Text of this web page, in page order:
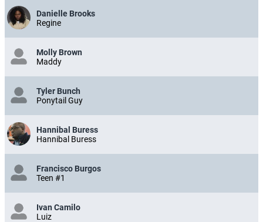
Danielle Brooks
Regine
Molly Brown
Maddy
Tyler Bunch
Ponytail Guy
Hannibal Buress
Hannibal Buress
Francisco Burgos
Teen #1
Ivan Camilo
Luiz